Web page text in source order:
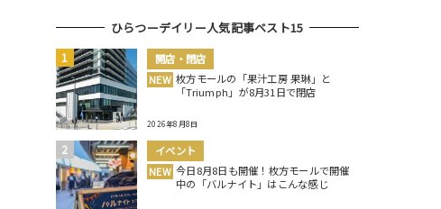
ひらつーデイリー人気記事ベスト15
開店・閉店
NEW 枚方モールの「果汁工房 果琳」と
「Triumph」が8月31日で閉店
2026年8月8日
イベント
NEW 今日8月8日も開催！枚方モールで開催
中の「バルナイト」はこんな感じ